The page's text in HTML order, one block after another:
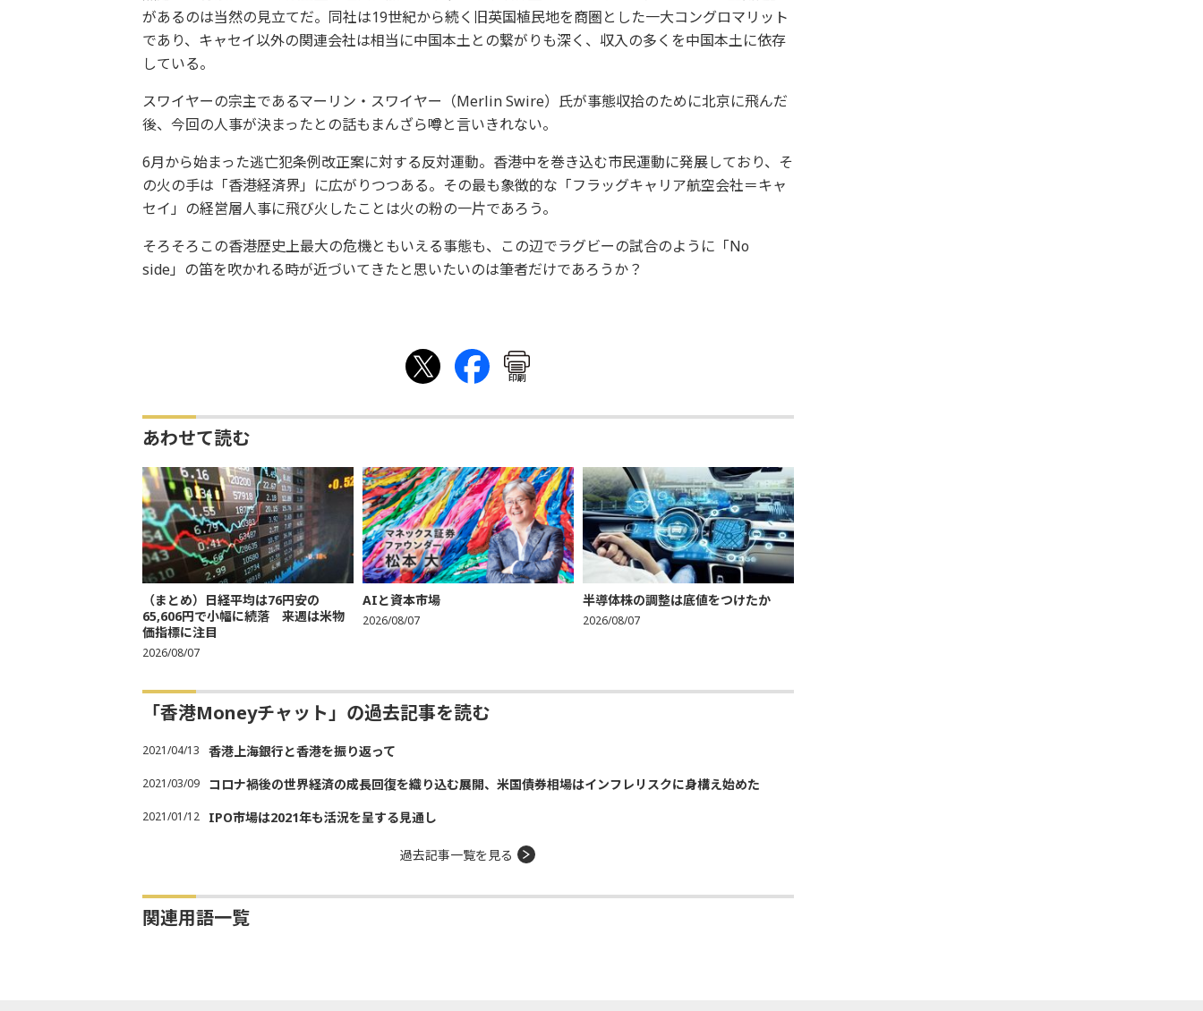
があるのは当然の見立てだ。同社は19世紀から続く旧英国植民地を商圏とした一大コングロマリット
であり、キャセイ以外の関連会社は相当に中国本土との繋がりも深く、収入の多くを中国本土に依存
している。
スワイヤーの宗主であるマーリン・スワイヤー（Merlin Swire）氏が事態収拾のために北京に飛んだ
後、今回の人事が決まったとの話もまんざら噂と言いきれない。
6月から始まった逃亡犯条例改正案に対する反対運動。香港中を巻き込む市民運動に発展しており、そ
の火の手は「香港経済界」に広がりつつある。その最も象徴的な「フラッグキャリア航空会社＝キャ
セイ」の経営層人事に飛び火したことは火の粉の一片であろう。
そろそろこの香港歴史上最大の危機ともいえる事態も、この辺でラグビーの試合のように「No
side」の笛を吹かれる時が近づいてきたと思いたいのは筆者だけであろうか？
印刷
あわせて読む
（まとめ）日経平均は76円安の
65,606円で小幅に続落 来週は米物
価指標に注目
2026/08/07
AIと資本市場
2026/08/07
半導体株の調整は底値をつけたか
2026/08/07
「香港Moneyチャット」の過去記事を読む
2021/04/13 香港上海銀行と香港を振り返って
2021/03/09 コロナ禍後の世界経済の成長回復を織り込む展開、米国債券相場はインフレリスクに身構え始めた
2021/01/12 IPO市場は2021年も活況を呈する見通し
過去記事一覧を見る
関連用語一覧